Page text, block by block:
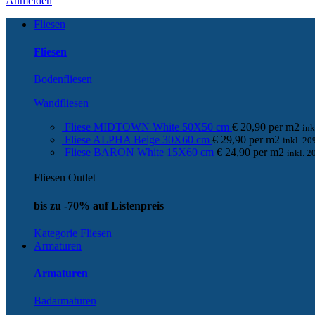
Fliesen
Fliesen
Bodenfliesen
Wandfliesen
Fliese MIDTOWN White 50X50 cm € 20,90 per m2
Fliese ALPHA Beige 30X60 cm € 29,90 per m2 inkl.
Fliese BARON White 15X60 cm € 24,90 per m2 inkl.
Fliesen Outlet
bis zu -70% auf Listenpreis
Kategorie Fliesen
Armaturen
Armaturen
Badarmaturen